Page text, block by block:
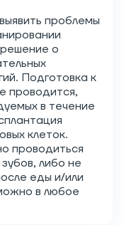
проблемы
о
Подготовка к
проводится,
в течение
клеток.
проводиться
либо не
еды и/или
в любое